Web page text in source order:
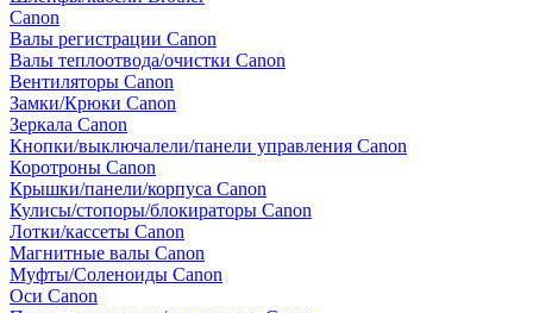
Canon
Валы регистрации Canon
Валы теплоотвода/очистки Canon
Вентиляторы Canon
Замки/Крюки Canon
Зеркала Canon
Кнопки/выключалели/панели управления Canon
Коротроны Canon
Крышки/панели/корпуса Canon
Кулисы/стопоры/блокираторы Canon
Лотки/кассеты Canon
Магнитные валы Canon
Муфты/Соленоиды Canon
Оси Canon